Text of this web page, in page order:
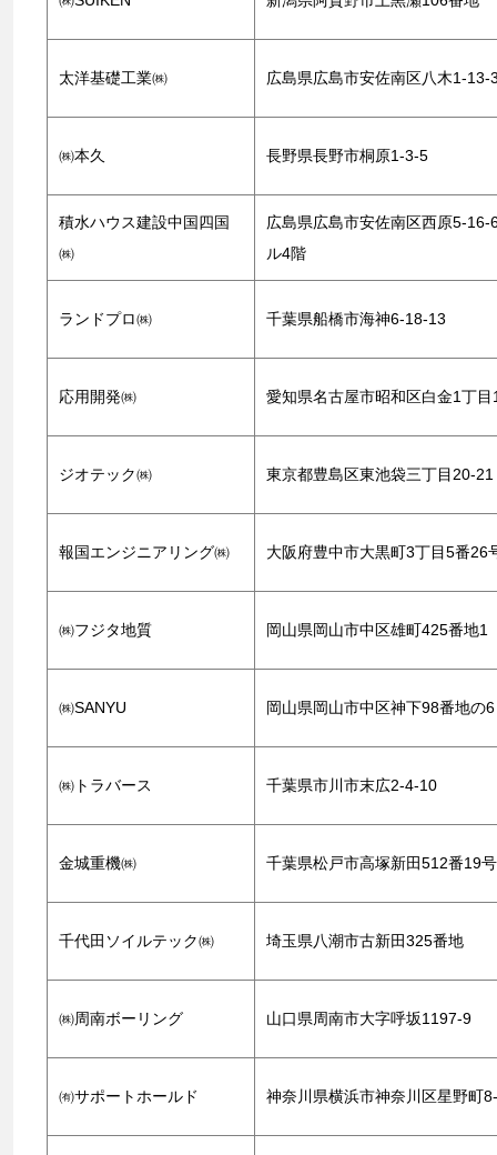
太洋基礎工業㈱ 広島県広島市安佐南区八木1-13-
㈱本久 長野県長野市桐原1-3-5
積水ハウス建設中国四国
㈱
広島県広島市安佐南区西原5-16-
ル4階
ランドプロ㈱ 千葉県船橋市海神6-18-13
応用開発㈱ 愛知県名古屋市昭和区白金1丁
ジオテック㈱ 東京都豊島区東池袋三丁目20-21
報国エンジニアリング㈱ 大阪府豊中市大黒町3丁目5番26
㈱フジタ地質 岡山県岡山市中区雄町425番地1
㈱SANYU 岡山県岡山市中区神下98番地の6
㈱トラバース 千葉県市川市末広2-4-10
金城重機㈱ 千葉県松戸市高塚新田512番19号
千代田ソイルテック㈱ 埼玉県八潮市古新田325番地
㈱周南ボーリング 山口県周南市大字呼坂1197-9
㈲サポートホールド 神奈川県横浜市神奈川区星野町